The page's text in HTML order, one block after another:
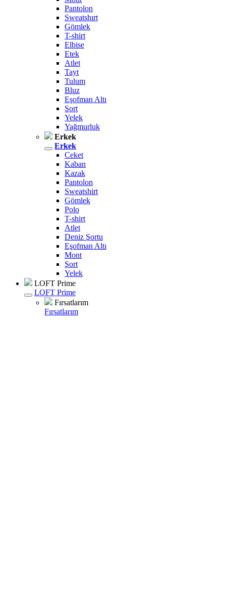
Pantolon
Sweatshırt
Gömlek
T-shirt
Elbise
Etek
Atlet
Tayt
Tulum
Bluz
Eşofman Altı
Şort
Yelek
Yağmurluk
Erkek
Erkek
Ceket
Kaban
Kazak
Pantolon
Sweatshirt
Gömlek
Polo
T-shirt
Atlet
Deniz Şortu
Eşofman Altı
Mont
Şort
Yelek
LOFT Prime
LOFT Prime
Fırsatlarım
Fırsatlarım